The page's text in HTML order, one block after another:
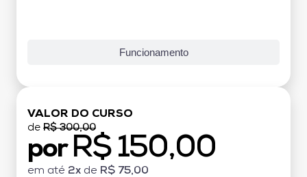
Funcionamento
VALOR DO CURSO
de R$ 300,00
por R$ 150,00
em até 2x de R$ 75,00